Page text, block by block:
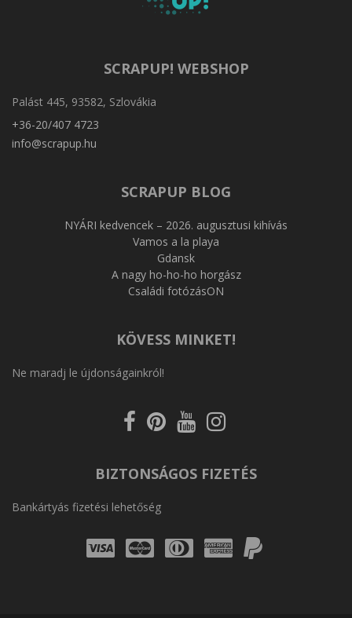
SCRAPUP! WEBSHOP
Palást 445, 93582, Szlovákia
+36-20/407 4723
info@scrapup.hu
SCRAPUP BLOG
NYÁRI kedvencek – 2026. augusztusi kihívás
Vamos a la playa
Gdansk
A nagy ho-ho-ho horgász
Családi fotózásON
KÖVESS MINKET!
Ne maradj le újdonságainkról!
KövessKövess Kövess
a
Kövess
az
BIZTONSÁGOS FIZETÉS
Bankártyás fizetési lehetőség
Visa Mastercard
Diners
Club
AmexPayPal